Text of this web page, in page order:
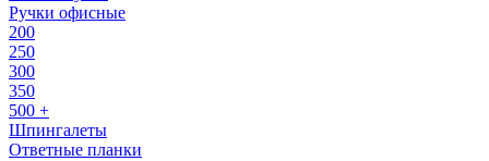
Ручки офисные
200
250
300
350
500 +
Шпингалеты
Ответные планки